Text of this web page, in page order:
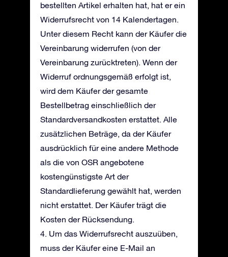
bestellten Artikel erhalten hat, hat er ein
Widerrufsrecht von 14 Kalendertagen.
Unter diesem Recht kann der Käufer die
Vereinbarung widerrufen (von der
Vereinbarung zurücktreten). Wenn der
Widerruf ordnungsgemäß erfolgt ist,
wird dem Käufer der gesamte
Bestellbetrag einschließlich der
Standardversandkosten erstattet. Alle
zusätzlichen Beträge, da der Käufer
ausdrücklich für eine andere Methode
als die von OSR angebotene
kostengünstigste Art der
Standardlieferung gewählt hat, werden
nicht erstattet. Der Käufer trägt die
Kosten der Rücksendung.
4. Um das Widerrufsrecht auszuüben,
muss der Käufer eine E-Mail an